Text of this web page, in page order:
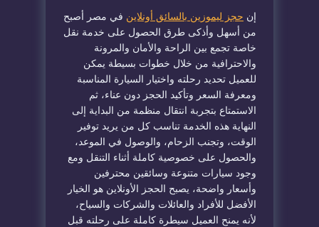
إن حجز ليموزين بالسائق أونلاين في مصر أصبح
من أسهل وأذكى طرق الحصول على خدمة نقل
خاصة تجمع بين الراحة والأمان والمرونة
والاحترافية من خلال خطوات بسيطة يمكن
للعميل تحديد رحلته واختيار السيارة المناسبة
ومعرفة السعر وتأكيد الحجز دون عناء، ثم
الاستمتاع بتجربة انتقال منظمة من البداية إلى
النهاية هذه الخدمة تناسب كل من يريد توفير
الوقت، وتجنب الزحام، والوصول في الموعد،
والحصول على خصوصية كاملة أثناء التنقل ومع
وجود سيارات متنوعة وسائقين محترفين
وأسعار واضحة، يصبح الحجز الأونلاين هو الخيار
الأفضل للأفراد والعائلات والشركات والسياح،
لأنه يمنح العميل سيطرة كاملة على رحلته قبل